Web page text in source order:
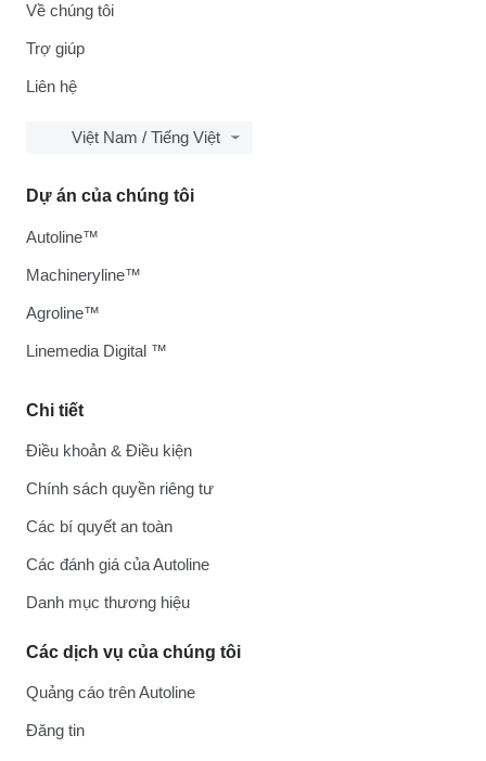
Về chúng tôi
Trợ giúp
Liên hệ
Việt Nam / Tiếng Việt
Chi tiết
Điều khoản & Điều kiện
Chính sách quyền riêng tư
Các bí quyết an toàn
Các đánh giá của Autoline
Danh mục thương hiệu
Các dịch vụ của chúng tôi
Quảng cáo trên Autoline
Đăng tin
Dự án của chúng tôi
Autoline™
Machineryline™
Agroline™
Linemedia Digital ™